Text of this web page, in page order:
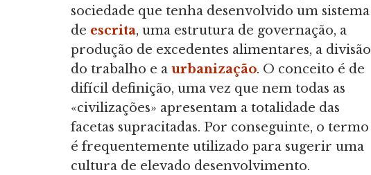
sociedade que tenha desenvolvido um sistema
de escrita, uma estrutura de governação, a
produção de excedentes alimentares, a divisão
do trabalho e a urbanização. O conceito é de
difícil definição, uma vez que nem todas as
«civilizações» apresentam a totalidade das
facetas supracitadas. Por conseguinte, o termo
é frequentemente utilizado para sugerir uma
cultura de elevado desenvolvimento.